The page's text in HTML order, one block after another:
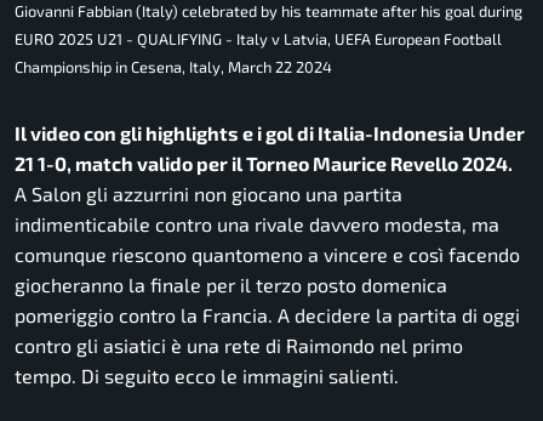
Giovanni Fabbian (Italy) celebrated by his teammate after his goal during
EURO 2025 U21 - QUALIFYING - Italy v Latvia, UEFA European Football
Championship in Cesena, Italy, March 22 2024
Il video con gli highlights e i gol di Italia-Indonesia Under
21 1-0, match valido per il Torneo Maurice Revello 2024.
A Salon gli azzurrini non giocano una partita
indimenticabile contro una rivale davvero modesta, ma
comunque riescono quantomeno a vincere e così facendo
giocheranno la finale per il terzo posto domenica
pomeriggio contro la Francia. A decidere la partita di oggi
contro gli asiatici è una rete di Raimondo nel primo
tempo. Di seguito ecco le immagini salienti.